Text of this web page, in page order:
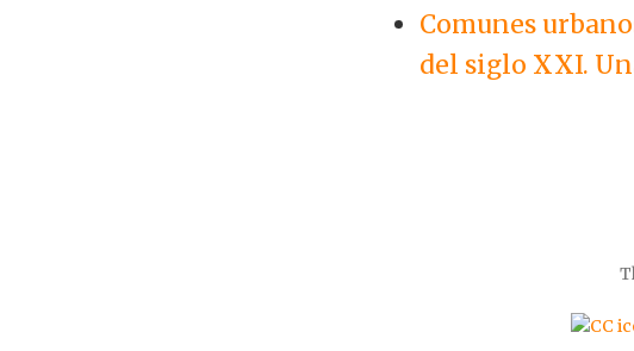
Comunes
del siglo XXI.